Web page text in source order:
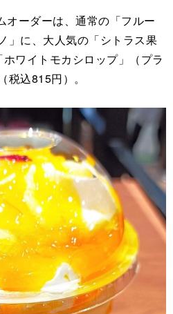
ーダーは、通常の「フルー
」に、大人気の「シトラス果
ワイトモカシロップ」（プラ
込815円）。